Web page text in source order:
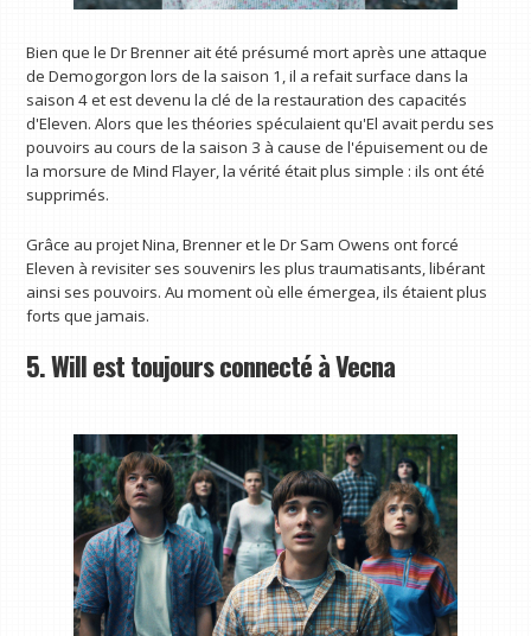
Bien que le Dr Brenner ait été présumé mort après une attaque
de Demogorgon lors de la saison 1, il a refait surface dans la
saison 4 et est devenu la clé de la restauration des capacités
d'Eleven. Alors que les théories spéculaient qu'El avait perdu ses
pouvoirs au cours de la saison 3 à cause de l'épuisement ou de
la morsure de Mind Flayer, la vérité était plus simple : ils ont été
supprimés.
Grâce au projet Nina, Brenner et le Dr Sam Owens ont forcé
Eleven à revisiter ses souvenirs les plus traumatisants, libérant
ainsi ses pouvoirs. Au moment où elle émergea, ils étaient plus
forts que jamais.
5. Will est toujours connecté à Vecna